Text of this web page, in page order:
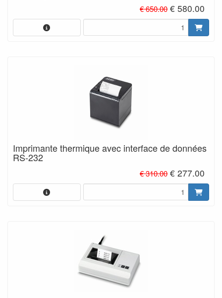
€ 650.00€ 580.00
Imprimante thermique avec interface de données
RS-232
€ 310.00€ 277.00